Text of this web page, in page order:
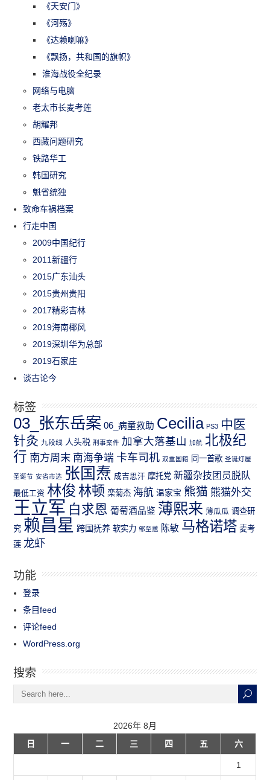
《天安门》
《河殇》
《达赖喇嘛》
《飘扬，共和国的旗帜》
淮海战役全纪录
网络与电脑
老太市长麦考莲
胡耀邦
西藏问题研究
铁路华工
韩国研究
魁省统独
致命车祸档案
行走中国
2009中国纪行
2011新疆行
2015广东汕头
2015贵州贵阳
2017精彩吉林
2019海南椰风
2019深圳华为总部
2019石家庄
谈古论今
标签
03_张东岳案 06_病童救助 Cecilia PS3 中医
针灸 九段线 人头税 刑事案件 加拿大落基山 加航 北极纪
行 南方周末 南海争端 卡车司机 双重国籍 同一首歌 圣诞灯屋
圣诞节 安省市选 张国焘 成吉思汗 摩托党 新疆杂技团员脱队
最低工资 林俊 林顿 栾菊杰 海航 温家宝 熊猫 熊猫外交
王立军 白求恩 葡萄酒品鉴 薄熙来 薄瓜瓜 调查研
究 赖昌星 跨国抚养 软实力 邹至蕙 陈敏 马格诺塔 麦考
莲 龙虾
功能
登录
条目feed
评论feed
WordPress.org
搜索
2026年 8月
日
一 二 三 四 五 六
1